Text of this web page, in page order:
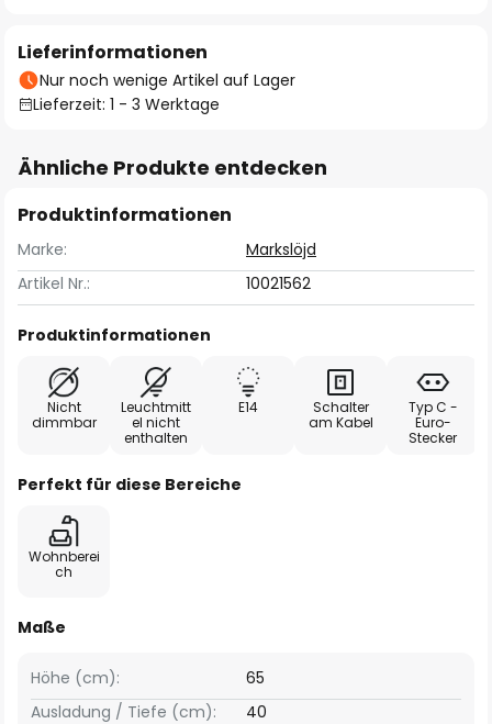
Lieferinformationen
Nur noch wenige Artikel auf Lager
Lieferzeit: 1 - 3 Werktage
Ähnliche Produkte entdecken
Produktinformationen
Marke:
Markslöjd
Artikel Nr.:
10021562
Produktinformationen
Nicht
dimmbar
Leuchtmitt
el nicht
enthalten
E14
Schalter
am Kabel
Typ C -
Euro-
Stecker
Perfekt für diese Bereiche
Wohnberei
ch
Maße
Höhe (cm):
65
Ausladung / Tiefe (cm):
40